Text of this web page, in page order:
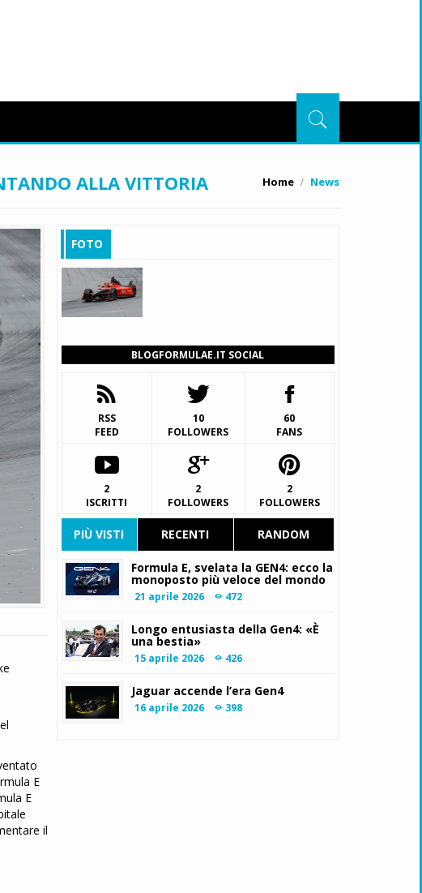
ALLA VITTORIA Home News
E
E
il
FOTO
BLOGFORMULAE.IT SOCIAL
RSS
FEED
10
FOLLOWERS
60
FANS
2
ISCRITTI
2
FOLLOWERS
2
FOLLOWERS
PIÙ VISTI RECENTI RANDOM
Formula E, svelata la GEN4: ecco la
monoposto più veloce del mondo
21 aprile 2026 472
Longo entusiasta della Gen4: «È
una bestia»
15 aprile 2026 426
Jaguar accende l’era Gen4
16 aprile 2026 398